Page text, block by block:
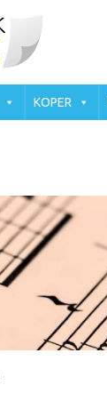
KOPER